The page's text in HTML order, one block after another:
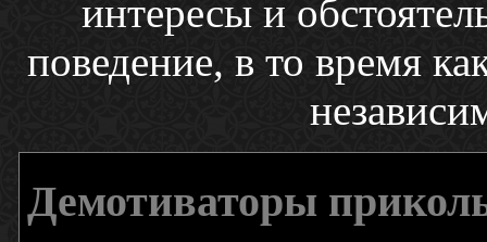
интересы и
поведение, в то время
Демотиваторы